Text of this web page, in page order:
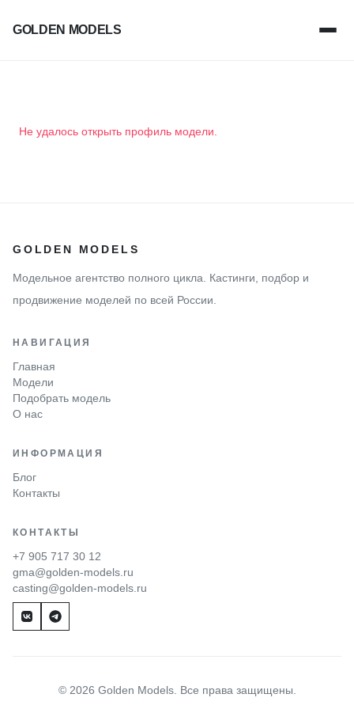
GOLDEN MODELS
Не удалось открыть профиль модели.
GOLDEN MODELS
Модельное агентство полного цикла. Кастинги, подбор и
продвижение моделей по всей России.
НАВИГАЦИЯ
Главная
Модели
Подобрать модель
О нас
ИНФОРМАЦИЯ
Блог
Контакты
КОНТАКТЫ
+7 905 717 30 12
gma@golden-models.ru
casting@golden-models.ru
© 2026 Golden Models. Все права защищены.